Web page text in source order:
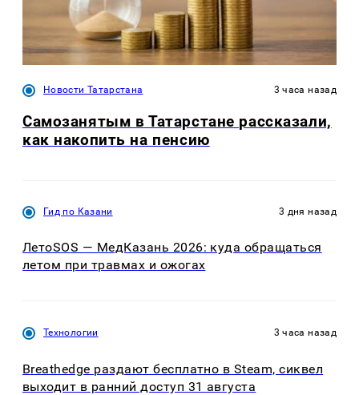
Новости Татарстана 3 часа назад
Самозанятым в Татарстане рассказали,
как накопить на пенсию
Гид по Казани 3 дня назад
ЛетоSOS — МедКазань 2026: куда обращаться
летом при травмах и ожогах
Технологии 3 часа назад
Breathedge раздают бесплатно в Steam, сиквел
выходит в ранний доступ 31 августа